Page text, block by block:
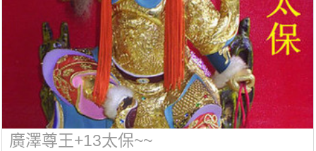
廣澤尊王+13太保~~